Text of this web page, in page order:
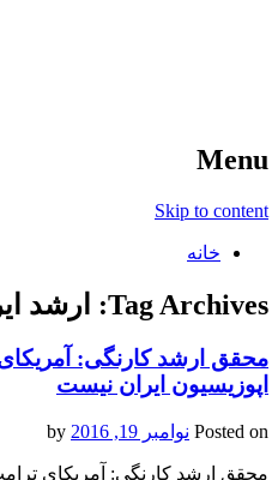
Menu
Skip to content
خانه
Tag Archives: ارشد
محقق ارشد کارنگی:
اپوزیسیون ایران نیست
Posted on نوامبر 19, 2016
محقق ارشد کارنگی: آمریکای